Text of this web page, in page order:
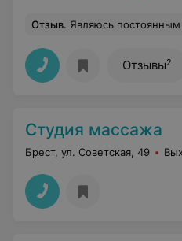
Отзыв. Являюсь постоянным клиентом Дианы (депиляции,
Отзывы2
Студия массажа
Брест, ул. Советская, 49